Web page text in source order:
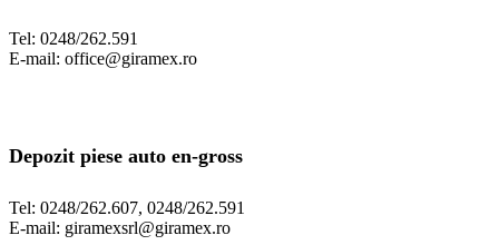
Tel: 0248/262.591
E-mail: office@giramex.ro
Depozit piese auto en-gross
Tel: 0248/262.607, 0248/262.591
E-mail: giramexsrl@giramex.ro